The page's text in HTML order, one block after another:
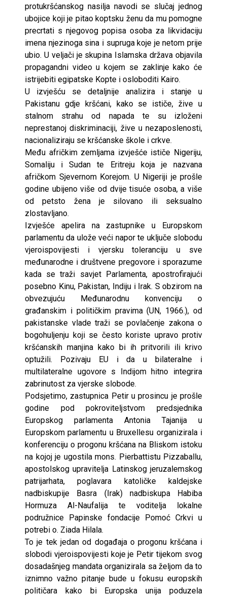
protukršćanskog nasilja navodi se slučaj jednog
ubojice koji je pitao koptsku ženu da mu pomogne
precrtati s njegovog popisa osoba za likvidaciju
imena njezinoga sina i supruga koje je netom prije
ubio. U veljači je skupina Islamska država objavila
propagandni video u kojem se zaklinje kako će
istrijebiti egipatske Kopte i osloboditi Kairo.
U izvješću se detaljnije analizira i stanje u
Pakistanu gdje kršćani, kako se ističe, žive u
stalnom strahu od napada te su izloženi
neprestanoj diskriminaciji, žive u nezaposlenosti,
nacionaliziraju se kršćanske škole i crkve.
Među afričkim zemljama izvješće ističe Nigeriju,
Somaliju i Sudan te Eritreju koja je nazvana
afričkom Sjevernom Korejom. U Nigeriji je prošle
godine ubijeno više od dvije tisuće osoba, a više
od petsto žena je silovano ili seksualno
zlostavljano.
Izvješće apelira na zastupnike u Europskom
parlamentu da ulože veći napor te uključe slobodu
vjeroispovijesti i vjersku toleranciju u sve
međunarodne i društvene pregovore i sporazume
kada se traži savjet Parlamenta, apostrofirajući
posebno Kinu, Pakistan, Indiju i Irak. S obzirom na
obvezujuću Međunarodnu konvenciju o
građanskim i političkim pravima (UN, 1966.), od
pakistanske vlade traži se povlačenje zakona o
bogohuljenju koji se često koriste upravo protiv
kršćanskih manjina kako bi ih pritvorili ili krivo
optužili. Pozivaju EU i da u bilateralne i
multilateralne ugovore s Indijom hitno integrira
zabrinutost za vjerske slobode.
Podsjetimo, zastupnica Petir u prosincu je prošle
godine pod pokroviteljstvom predsjednika
Europskog parlamenta Antonia Tajanija u
Europskom parlamentu u Bruxellesu organizirala i
konferenciju o progonu kršćana na Bliskom istoku
na kojoj je ugostila mons. Pierbattistu Pizzaballu,
apostolskog upravitelja Latinskog jeruzalemskog
patrijarhata, poglavara katoličke kaldejske
nadbiskupije Basra (Irak) nadbiskupa Habiba
Hormuza Al-Naufalija te voditelja lokalne
podružnice Papinske fondacije Pomoć Crkvi u
potrebi o. Ziada Hilala.
To je tek jedan od događaja o progonu kršćana i
slobodi vjeroispovijesti koje je Petir tijekom svog
dosadašnjeg mandata organizirala sa željom da to
iznimno važno pitanje bude u fokusu europskih
političara kako bi Europska unija poduzela